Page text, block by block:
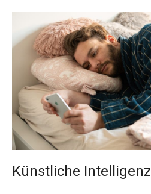
Künstliche Intelligenz